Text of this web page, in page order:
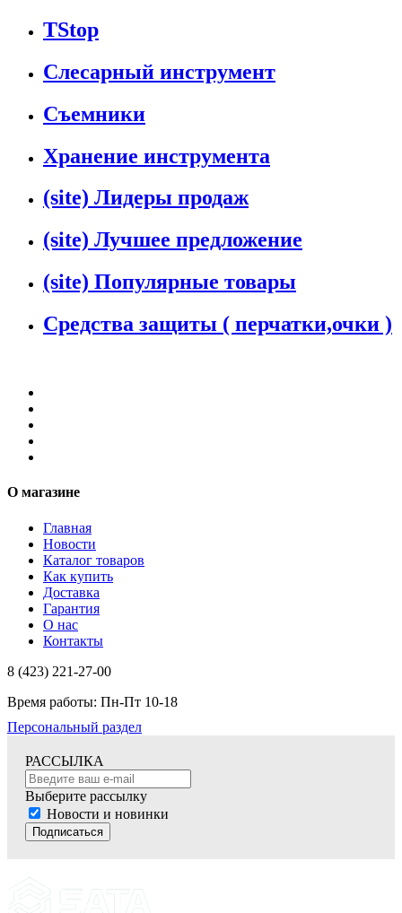
TStop
Слесарный инструмент
Съемники
Хранение инструмента
(site) Лидеры продаж
(site) Лучшее предложение
(site) Популярные товары
Средства защиты ( перчатки,очки )
О магазине
Главная
Новости
Каталог товаров
Как купить
Доставка
Гарантия
О нас
Контакты
8 (423) 221-27-00
Время работы: Пн-Пт 10-18
Персональный раздел
РАССЫЛКА
Выберите рассылку
Новости и новинки
Подписаться